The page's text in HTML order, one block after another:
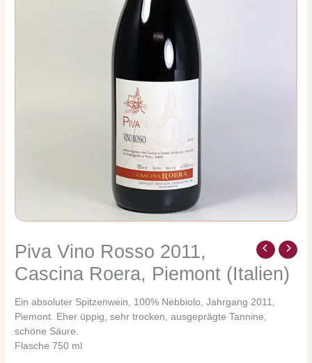
Piva Vino Rosso 2011,
Cascina Roera, Piemont (Italien)
Ein absoluter Spitzenwein, 100% Nebbiolo, Jahrgang 2011,
Piemont. Eher üppig, sehr trocken, ausgeprägte Tannine,
schöne Säure.
Flasche 750 ml
Piva
Rosso
Cascina
Roera,
Piemont
(Italien)